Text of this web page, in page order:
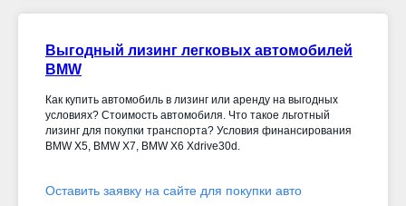
Выгодный лизинг легковых автомобилей
BMW
Как купить автомобиль в лизинг или аренду на выгодных
условиях? Стоимость автомобиля. Что такое льготный
лизинг для покупки транспорта? Условия финансирования
BMW X5, BMW X7, BMW X6 Xdrive30d
Оставить заявку на сайте для покупки авто